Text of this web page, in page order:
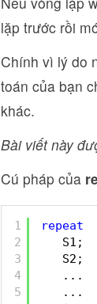
lặp trước rồi
Chính vì lý do
toán của bạn
khác.
Bài viết này
Cú pháp của
1
2
3
4
5
repeat
S1;
S2;
...
...